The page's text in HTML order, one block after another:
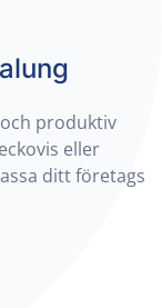
produktiv
eller
ditt företags